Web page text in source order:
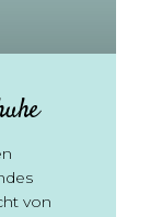
von